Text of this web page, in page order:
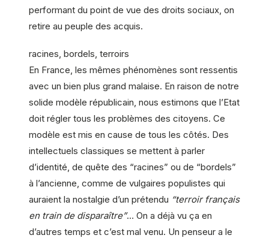
performant du point de vue des droits sociaux, on
retire au peuple des acquis.
racines, bordels, terroirs
En France, les mêmes phénomènes sont ressentis
avec un bien plus grand malaise. En raison de notre
solide modèle républicain, nous estimons que l’Etat
doit régler tous les problèmes des citoyens. Ce
modèle est mis en cause de tous les côtés. Des
intellectuels classiques se mettent à parler
d’identité, de quête des “racines” ou de “bordels”
à l’ancienne, comme de vulgaires populistes qui
auraient la nostalgie d’un prétendu “terroir français
en train de disparaître”… On a déjà vu ça en
d’autres temps et c’est mal venu. Un penseur a le